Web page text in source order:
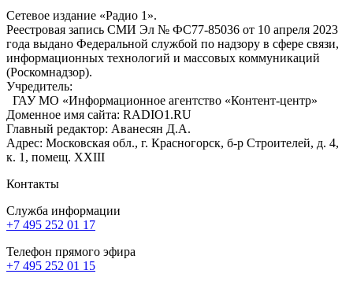
Сетевое издание «Радио 1».
Реестровая запись СМИ Эл № ФС77-85036 от 10 апреля 2023
года выдано Федеральной службой по надзору в сфере связи,
информационных технологий и массовых коммуникаций
(Роскомнадзор).
Учредитель:
ГАУ МО «Информационное агентство «Контент-центр»
Доменное имя сайта: RADIO1.RU
Главный редактор: Аванесян Д.А.
Адрес: Московская обл., г. Красногорск, б-р Строителей, д. 4,
к. 1, помещ. XXIII
Контакты
Служба информации
+7 495 252 01 17
Телефон прямого эфира
+7 495 252 01 15